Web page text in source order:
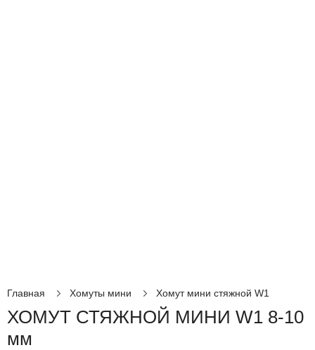
Главная Хомуты мини Хомут мини стяжной W1
ХОМУТ СТЯЖНОЙ МИНИ W1 8-10
мм